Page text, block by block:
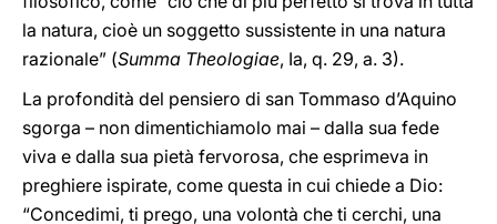
la natura, cioè un soggetto sussistente in una natura
razionale” (Summa Theologiae, Ia, q. 29, a. 3).
La profondità del pensiero di san Tommaso d’Aquino
sgorga – non dimentichiamolo mai – dalla sua fede
viva e dalla sua pietà fervorosa, che esprimeva in
preghiere ispirate, come questa in cui chiede a Dio:
“Concedimi, ti prego, una volontà che ti cerchi, una